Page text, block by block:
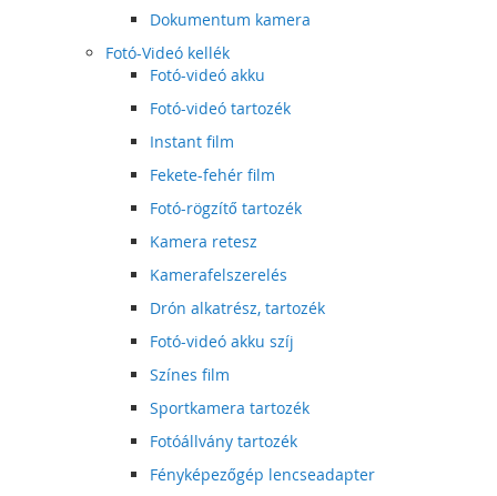
Dokumentum kamera
Fotó-Videó kellék
Fotó-videó akku
Fotó-videó tartozék
Instant film
Fekete-fehér film
Fotó-rögzítő tartozék
Kamera retesz
Kamerafelszerelés
Drón alkatrész, tartozék
Fotó-videó akku szíj
Színes film
Sportkamera tartozék
Fotóállvány tartozék
Fényképezőgép lencseadapter